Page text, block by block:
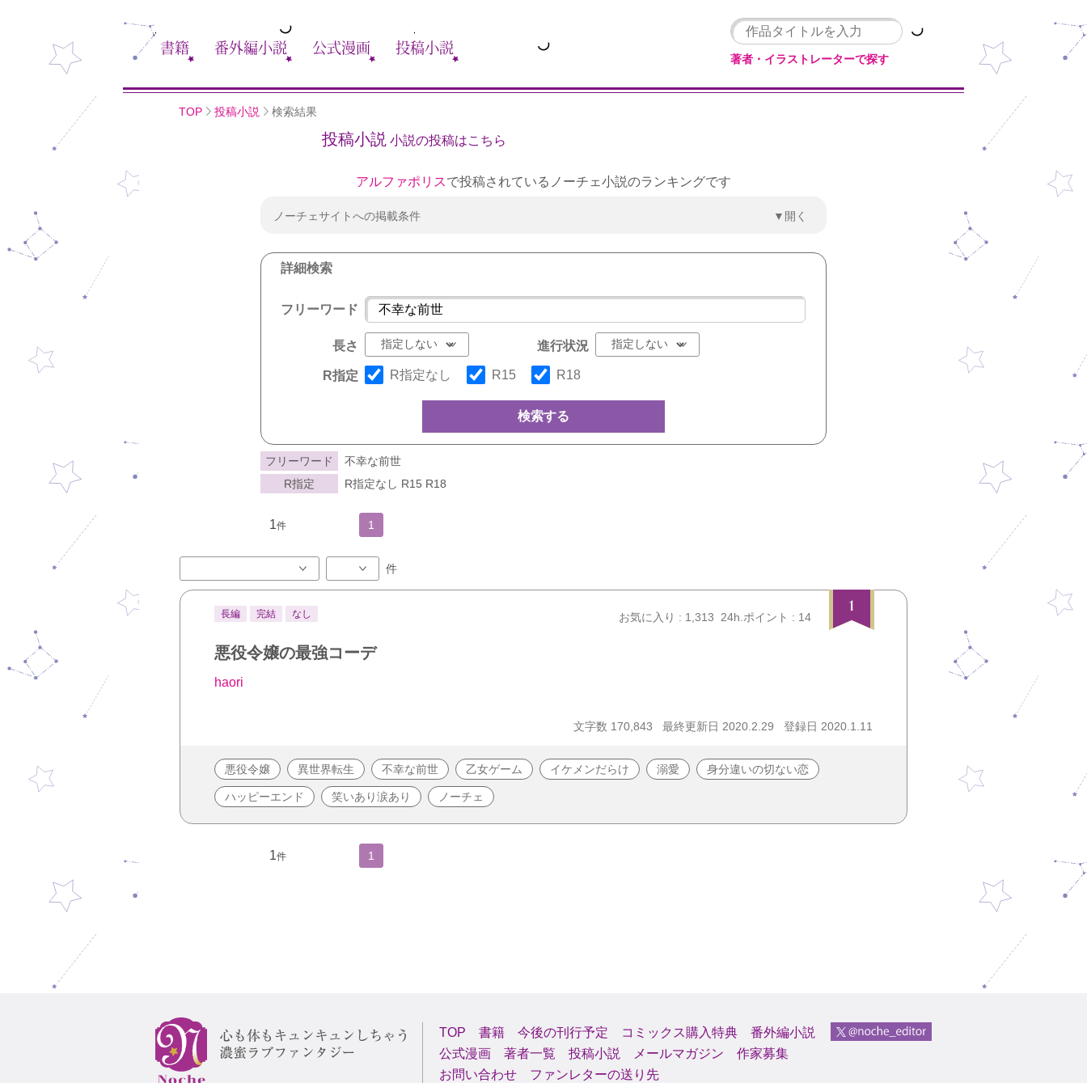
書籍 番外編小説 公式漫画 投稿小説
著者・イラストレーターで探す
TOP 投稿小説 検索結果
投稿小説 小説の投稿はこちら
アルファポリスで投稿されているノーチェ小説のランキングです
ノーチェサイトへの掲載条件 ▼開く
詳細検索
フリーワード
長さ 進行状況
R指定 R指定なし R15 R18
検索する
フリーワード
不幸な前世
R指定
R指定なし R15 R18
1件 1
件
1
長編 完結 なし お気に入り : 1,313 24h.ポイント : 14
悪役令嬢の最強コーデ
haori
文字数 170,843 最終更新日 2020.2.29 登録日 2020.1.11
悪役令嬢 異世界転生 不幸な前世 乙女ゲーム イケメンだらけ 溺愛 身分違いの切ない恋
ハッピーエンド 笑いあり涙あり ノーチェ
1件 1
TOP 書籍 今後の刊行予定 コミックス購入特典
番外編小説
公式漫画
著者一覧 投稿小説 メールマガジン
作家募集
お問い合わせ
ファンレターの送り先